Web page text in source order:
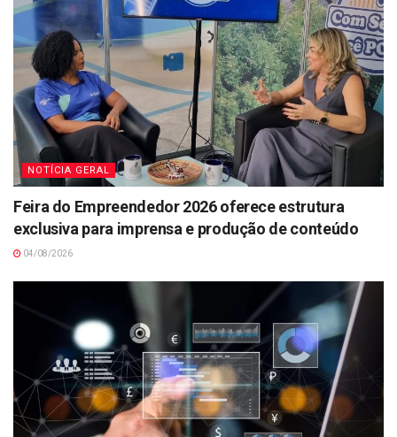
NOTÍCIA GERAL
Feira do Empreendedor 2026 oferece estrutura
exclusiva para imprensa e produção de conteúdo
04/08/2026